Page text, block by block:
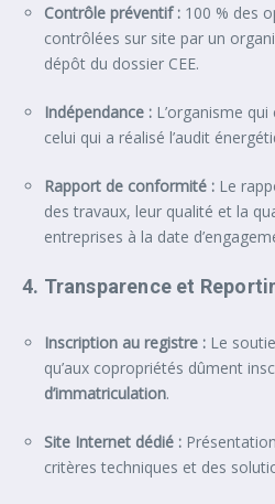
Contrôle préventif : 100 % des
contrôlées sur site par un
dépôt du dossier CEE.
Indépendance : L’organisme
celui qui a réalisé l’audit
Rapport de conformité : Le
des travaux, leur qualité et la
entreprises à la date
4. Transparence et
Inscription au registre : Le
qu’aux copropriétés dûment
d’immatriculation.
Site Internet dédié :
critères techniques et des